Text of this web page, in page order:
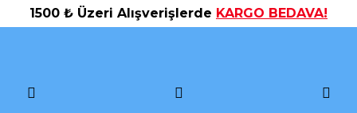
1500 ₺ Üzeri Alışverişlerde KARGO BEDAVA!